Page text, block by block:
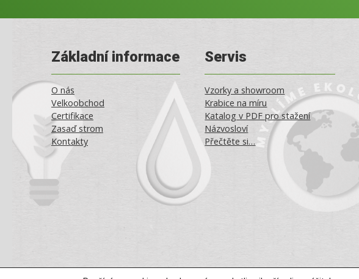
Základní informace
O nás
Velkoobchod
Certifikace
Zasaď strom
Kontakty
Servis
Vzorky a showroom
Krabice na míru
Katalog v PDF pro stažení
Názvosloví
Přečtěte si…